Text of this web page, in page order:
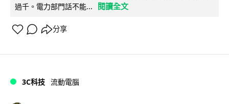
過千。電力部門話不能...
閱讀全文
分享
3C科技 流動電腦